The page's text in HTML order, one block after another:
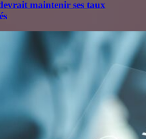
maintenir ses taux